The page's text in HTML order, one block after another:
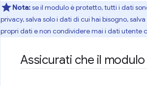
Nota:se il modulo è protetto, tutti i dati
privacy, salva solo i dati di cui hai bisogno,
propri dati e non condividere mai i dati utente
Assicurati che il